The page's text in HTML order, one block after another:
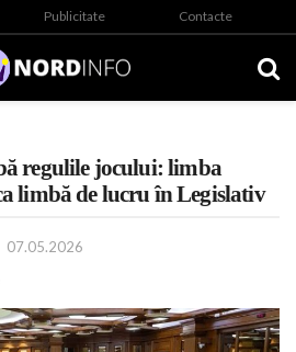
Publicitate Contacte
regulile jocului: limba
limbă de lucru în Legislativ
07.05.2026